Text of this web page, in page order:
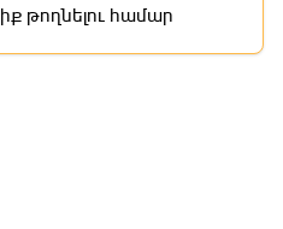
թողնելու համար